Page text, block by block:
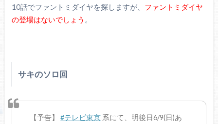
10話でファントミダイヤを探しますが、 ファントミダイヤ
の登場はないでしょう 。
サキのソロ回
【予告】#テレビ東京 系にて、明後日6/9(日)あ